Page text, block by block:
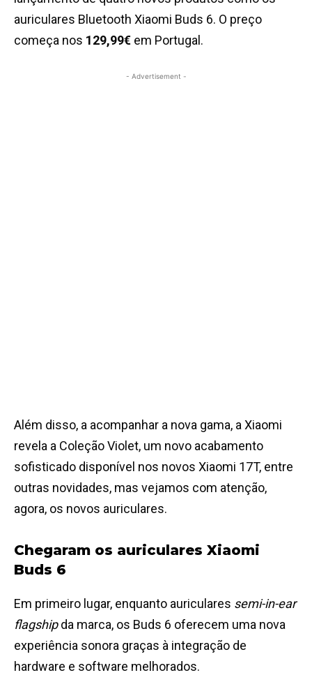
auriculares Bluetooth Xiaomi Buds 6. O preço
começa nos 129,99€ em Portugal.
- Advertisement -
Além disso, a acompanhar a nova gama, a Xiaomi
revela a Coleção Violet, um novo acabamento
sofisticado disponível nos novos Xiaomi 17T, entre
outras novidades, mas vejamos com atenção,
agora, os novos auriculares.
Chegaram os auriculares Xiaomi
Buds 6
Em primeiro lugar, enquanto auriculares semi-in-ear
flagshipda marca, os Buds 6 oferecem uma nova
experiência sonora graças à integração de
hardware e software melhorados.